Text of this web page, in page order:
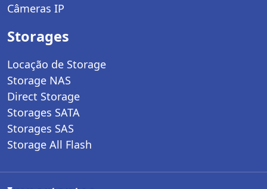
Câmeras IP
Storages
Locação de Storage
Storage NAS
Direct Storage
Storages SATA
Storages SAS
Storage All Flash